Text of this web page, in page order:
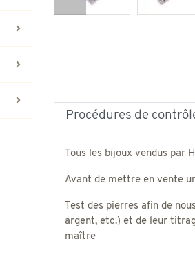
Procédures de
Tous les bijoux vendus par
Avant de mettre en vente
Test des pierres afin de
argent, etc.) et de leur
maître